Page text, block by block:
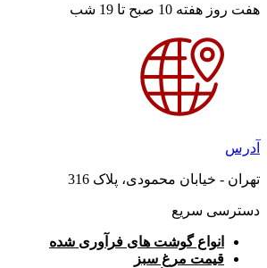
هفت روز هفته 10 صبح تا 19 شب
آدرس
تهران - خیابان محمودی، پلاک 316
دسترسی سریع
انواع گوشت های فرآوری شده
قیمت مرغ سبز